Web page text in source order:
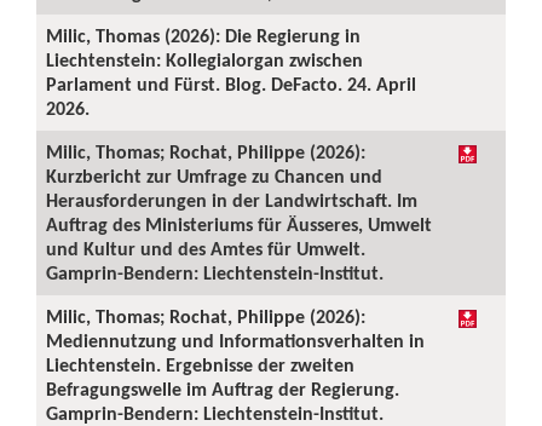
Milic, Thomas (2026): Die Regierung in
Liechtenstein: Kollegialorgan zwischen
Parlament und Fürst. Blog. DeFacto. 24. April
2026.
Milic, Thomas; Rochat, Philippe (2026):
Kurzbericht zur Umfrage zu Chancen und
Herausforderungen in der Landwirtschaft. Im
Auftrag des Ministeriums für Äusseres, Umwelt
und Kultur und des Amtes für Umwelt.
Gamprin-Bendern: Liechtenstein-Institut.
Milic, Thomas; Rochat, Philippe (2026):
Mediennutzung und Informationsverhalten in
Liechtenstein. Ergebnisse der zweiten
Befragungswelle im Auftrag der Regierung.
Gamprin-Bendern: Liechtenstein-Institut.